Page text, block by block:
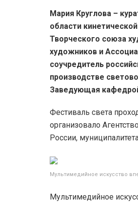
Мария Круглова –
области
Творческого союза
художников и
соучредитель
производстве
Заведующая
Фестиваль света
организовало
России,
Мультимедийное искусство
Мультимедийное